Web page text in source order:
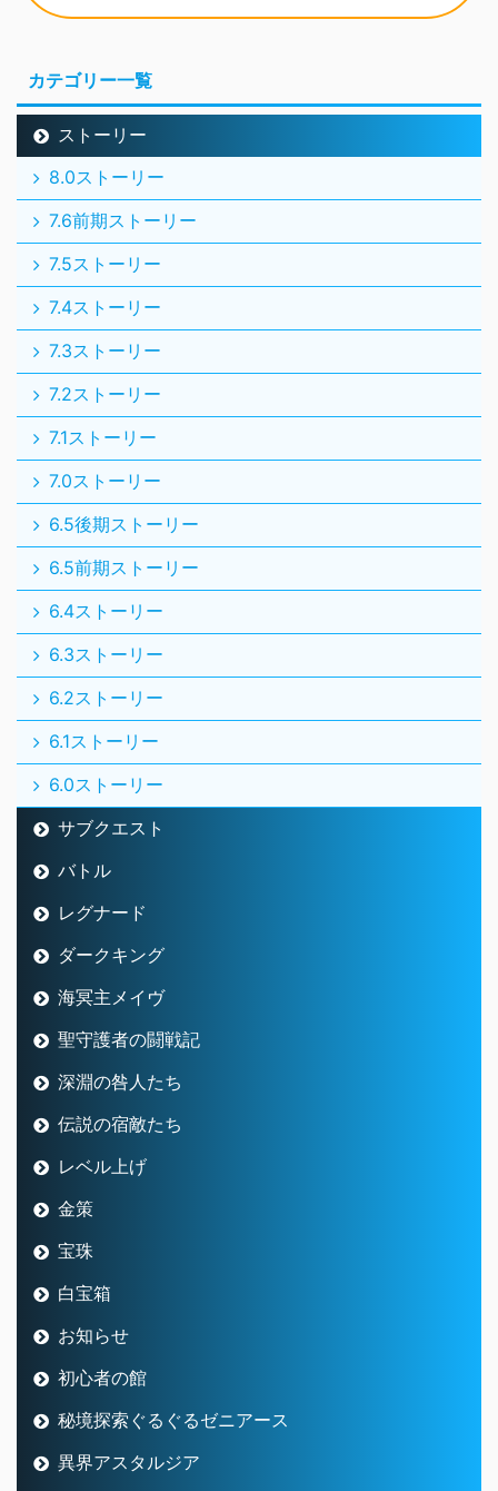
カテゴリー一覧
ストーリー
8.0ストーリー
7.6前期ストーリー
7.5ストーリー
7.4ストーリー
7.3ストーリー
7.2ストーリー
7.1ストーリー
7.0ストーリー
6.5後期ストーリー
6.5前期ストーリー
6.4ストーリー
6.3ストーリー
6.2ストーリー
6.1ストーリー
6.0ストーリー
サブクエスト
バトル
レグナード
ダークキング
海冥主メイヴ
聖守護者の闘戦記
深淵の咎人たち
伝説の宿敵たち
レベル上げ
金策
宝珠
白宝箱
お知らせ
初心者の館
秘境探索ぐるぐるゼニアース
異界アスタルジア